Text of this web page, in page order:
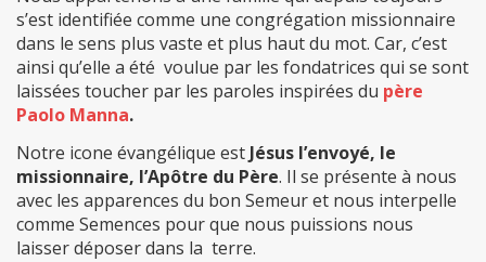
s’est identifiée comme une congrégation missionnaire
dans le sens plus vaste et plus haut du mot. Car, c’est
ainsi qu’elle a été voulue par les fondatrices qui se sont
laissées toucher par les paroles inspirées du père
Paolo Manna.
Notre icone évangélique est Jésus l’envoyé, le
missionnaire, l’Apôtre du Père. Il se présente à nous
avec les apparences du bon Semeur et nous interpelle
comme Semences pour que nous puissions nous
laisser déposer dans la terre.